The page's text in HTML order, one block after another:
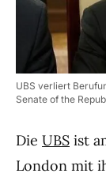
UBS verliert
Senate of the
Die UBS ist
London mit